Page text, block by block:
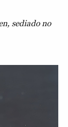
sediado no